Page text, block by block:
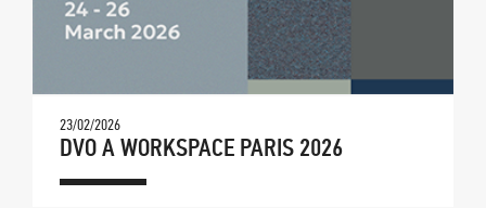
23/02/2026
DVO A WORKSPACE PARIS 2026